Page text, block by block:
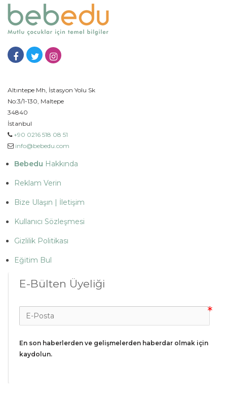
Altıntepe Mh, İstasyon Yolu Sk
No:3/1-130, Maltepe
34840
İstanbul
+90 0216 518 08 51
info@bebedu.com
Bebedu Hakkında
Reklam Verin
Bize Ulaşın | İletişim
Kullanıcı Sözleşmesi
Gizlilik Politikası
Eğitim Bul
E-Bülten Üyeliği
En son haberlerden ve gelişmelerden haberdar olmak için
kaydolun.